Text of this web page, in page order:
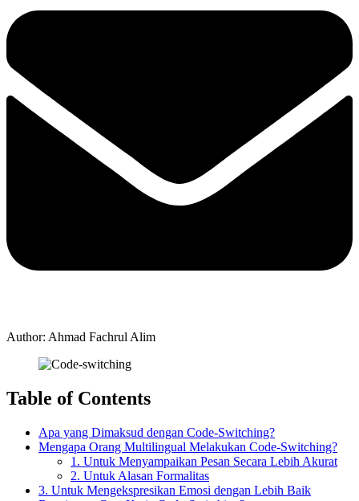
Author: Ahmad Fachrul Alim
Table of Contents
Apa yang Dimaksud dengan Code-Switching?
Mengapa Orang Multilingual Melakukan Code-Switching?
1. Untuk Menyampaikan Pesan Secara Lebih Akurat
2. Untuk Alasan Formalitas
3. Untuk Mengekspresikan Emosi dengan Lebih Baik